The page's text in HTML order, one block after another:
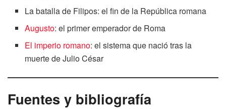
La batalla de Filipos: el fin de la República romana
Augusto: el primer emperador de Roma
El imperio romano: el sistema que nació tras la
muerte de Julio César
Fuentes y bibliografía